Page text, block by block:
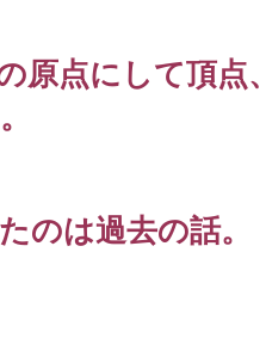
原点にして頂点、
のは過去の話。